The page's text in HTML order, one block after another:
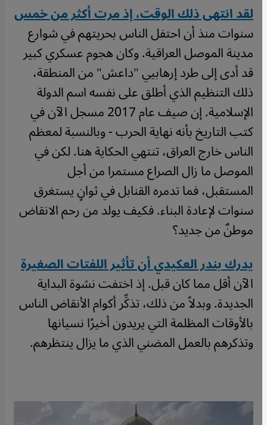
لقد انتهى ذلك الوقت، إذ مرت أكثر من خمس
سنوات منذ أن احتفل الناس بحريتهم في شوارع
مدينة الموصل العراقية. وكان هجوم عسكري كبير
قد أدى إلى طرد إرهابيي "داعش" من المنطقة،
ذلك التنظيم الذي أطلق على نفسه اسم الدولة
الإسلامية. إن صيف عام 2017 مسجل الآن في
كتب التاريخ بأنه نهاية الحرب - وبالنسبة لمعظم
الناس خارج العراق، تنتهي الحكاية هنا. لكن في
الموصل ما زال الصراع مستمرا من أجل
المستقبل، فما تدمره القنابل في ثوانٍ يستغرق
سنوات لإعادة البناء. فكيف يولد من رحم الانقاض
موطنٌ من جديد؟
يدرك بندر العكيدي أن تأثير اللفتات الصغيرة
الآن أقل مما كان قبل. إذ اختفت نشوة البداية
الجديدة. وبدلاً من ذلك، تذكِّر أكوام الأنقاض الناس
بالأوقات المظلمة التي يريدون أخيرًا نسيانها
وتذكرهم بالعمل المضني الذي ما يزال ينتظرهم.